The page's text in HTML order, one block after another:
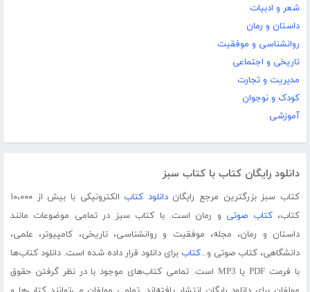
شعر و ادبیات
داستان و رمان
روانشناسی و موفقیت
تاریخی و اجتماعی
مدیریت و تجارت
کودک و نوجوان
آموزشی
دانلود رایگان کتاب با کتاب سبز
کتاب سبز بزرگترین مرجع رایگاندانلود کتاب
الکترونیکی با بیش از ۱۰،۰۰۰
کتاب،کتاب صوتی و رمان است. با کتاب سبز در تمامی موضوعات مانند
داستان و رمان، مجله، موفقیت و روانشناسی، تاریخی، کامپیوتر، علمی،
دانشگاهی، کتاب صوتی و...کتاب برای دانلود قرار داده شده است. دانلود کتاب‌ها
با فرمت PDF یا MP3 است. تمامی کتاب‌های موجود با در نظر گرفتن حقوق